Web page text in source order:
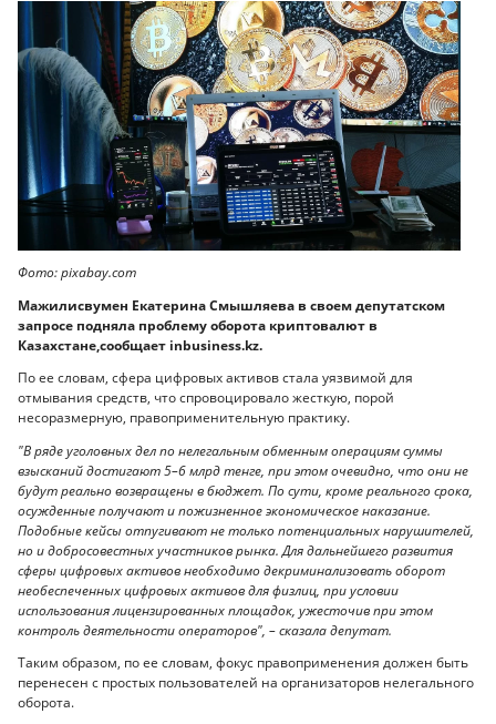
Фото: pixabay.com
Мажилисвумен Екатерина Смышляева в своем депутатском
запросе подняла проблему оборота криптовалют в
Казахстане,сообщает inbusiness.kz.
По ее словам, сфера цифровых активов стала уязвимой для
отмывания средств, что спровоцировало жесткую, порой
несоразмерную, правоприменительную практику.
"В ряде уголовных дел по нелегальным обменным операциям суммы
взысканий достигают 5–6 млрд тенге, при этом очевидно, что они не
будут реально возвращены в бюджет. По сути, кроме реального срока,
осужденные получают и пожизненное экономическое наказание.
Подобные кейсы отпугивают не только потенциальных нарушителей,
но и добросовестных участников рынка. Для дальнейшего развития
сферы цифровых активов необходимо декриминализовать оборот
необеспеченных цифровых активов для физлиц, при условии
использования лицензированных площадок, ужесточив при этом
контроль деятельности операторов", – сказала депутат.
Таким образом, по ее словам, фокус правоприменения должен быть
перенесен с простых пользователей на организаторов нелегального
оборота.